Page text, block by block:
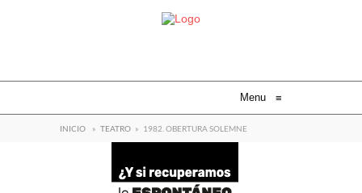
Menu ≡
INICIO » TEATRO » 1982. OBERTURA SOLEMNE